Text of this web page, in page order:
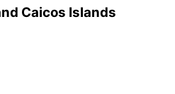
Caicos Islands